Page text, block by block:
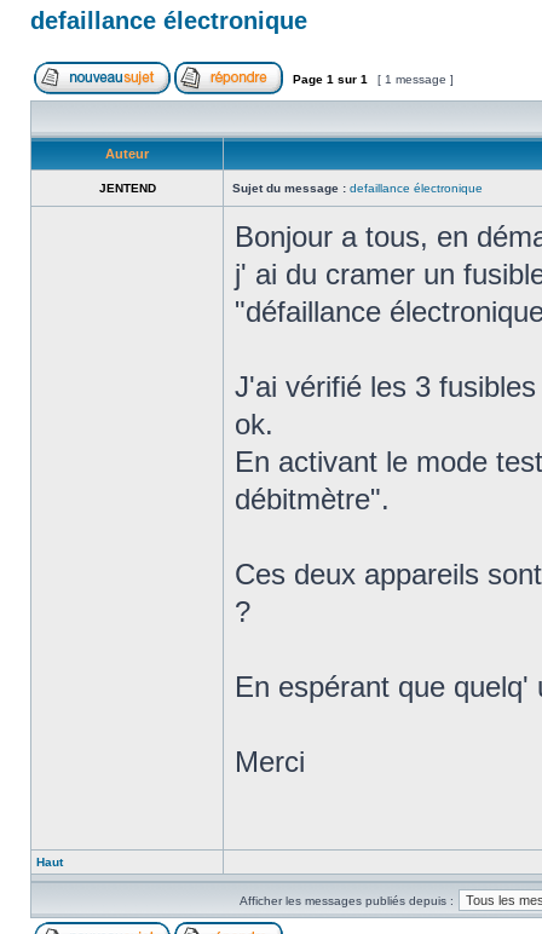
defaillance électronique
Page 1 sur 1 [ 1 message ]
Auteur
JENTEND Sujet du message : defaillance électronique
Bonjour a tous, en
j' ai du cramer un
"défaillance
J'ai vérifié les 3
ok.
En activant le mode
débitmètre".
Ces deux appareils
?
En espérant que quelq'
Merci
Haut
Afficher les messages publiés depuis :